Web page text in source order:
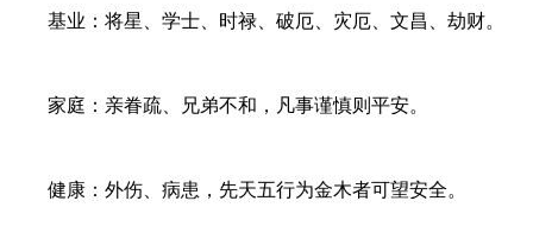
基业：将星、学士、时禄、破厄、灾厄、文昌、劫财。
家庭：亲眷疏、兄弟不和，凡事谨慎则平安。
健康：外伤、病患，先天五行为金木者可望安全。